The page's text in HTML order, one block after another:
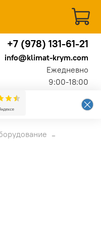
+7 (978) 131-61-21
info@klimat-krym.com
Ежедневно
9:00-18:00